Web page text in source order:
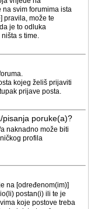
svim forumima ista
pravila, može te
je to odluka
s time.
kojeg želiš prijaviti
prijave posta.
pisanja poruke(a)?
naknadno može biti
profila
na [određenom(im)]
postan(i) ili te je
koje postove treba